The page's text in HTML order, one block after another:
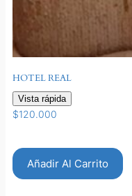
HOTEL REAL
Vista rápida
$120.000
Añadir Al Carrito